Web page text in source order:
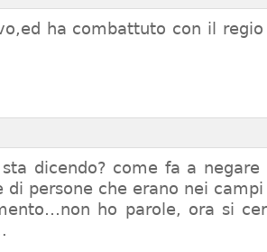
ha combattuto con il
dicendo? come fa a
di persone che erano nei campi
ho parole, ora si